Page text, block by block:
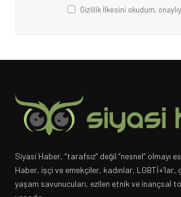
Gizlilik İlkesini okudum,
Siyasi Haber, “tarafsız” değil “nesnel” olmayı
Haber, işçi ve emekçiler, kadınlar, LGBTİ+’lar,
yaşam savunucuları, ezilen etnik ve inançsal